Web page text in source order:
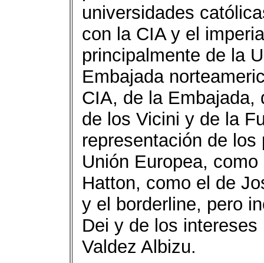
universidades
con la CIA y el
principalmente de la
Embajada
CIA, de la Embajada,
de los Vicini y de la
representación de
Unión Europea,
Hatton, como el de
y el borderline, pero
Dei y de los
Valdez Albizu.